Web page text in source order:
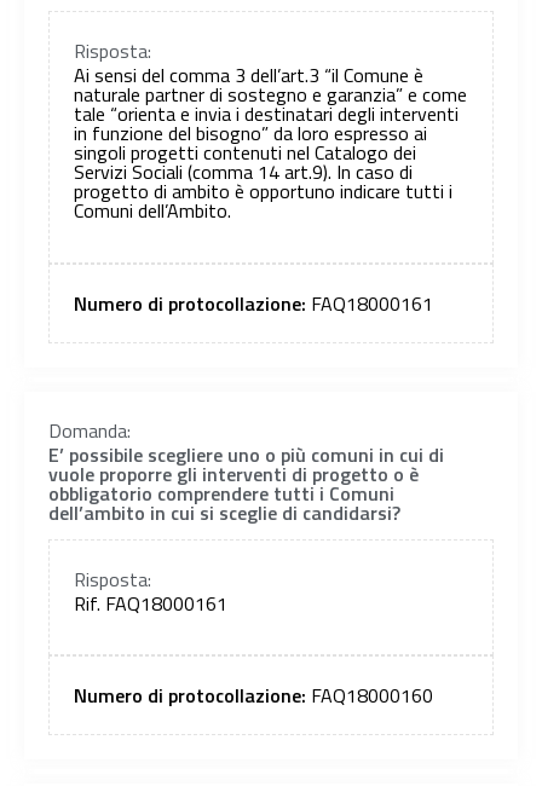
Risposta:
Ai sensi del comma 3 dell’art.3 “il Comune è
naturale partner di sostegno e garanzia” e come
tale “orienta e invia i destinatari degli interventi
in funzione del bisogno” da loro espresso ai
singoli progetti contenuti nel Catalogo dei
Servizi Sociali (comma 14 art.9). In caso di
progetto di ambito è opportuno indicare tutti i
Comuni dell’Ambito.
Numero di protocollazione: FAQ18000161
Domanda:
E’ possibile scegliere uno o più comuni in cui di
vuole proporre gli interventi di progetto o è
obbligatorio comprendere tutti i Comuni
dell’ambito in cui si sceglie di candidarsi?
Risposta:
Rif. FAQ18000161
Numero di protocollazione: FAQ18000160